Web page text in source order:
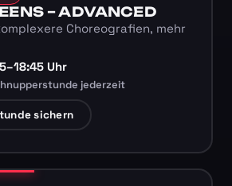
– ADVANCED
Choreografien, mehr
Uhr
jederzeit
sichern